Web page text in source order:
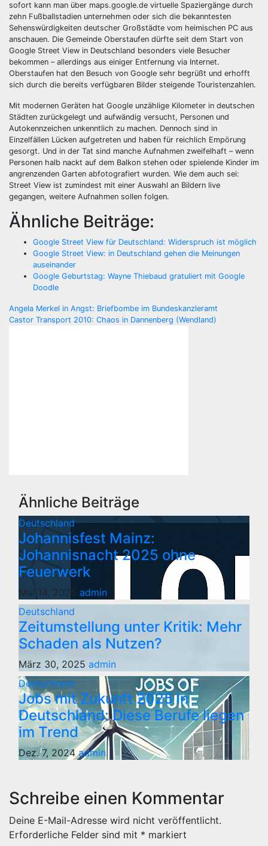
sofort kann man über maps.google.de virtuelle Spaziergänge durch
zehn Fußballstadien unternehmen oder sich die bekanntesten
Sehenswürdigkeiten deutscher Großstädte vom heimischen PC aus
anschauen. Die Gemeinde Oberstaufen dürfte seit dem Start von
Google Street View in Deutschland besonders viele Besucher
bekommen – allerdings aus einiger Entfernung via Internet.
Oberstaufen hat den Besuch von Google sehr begrüßt und erhofft
sich durch die bereits verfügbaren Bilder steigende Touristenzahlen.
Mit modernen Geräten hat Google unzählige Kilometer in deutschen
Städten zurückgelegt und aufwändig versucht, Personen und
Autokennzeichen unkenntlich zu machen. Dennoch sind in
Einzelfällen Lücken aufgetreten und haben für reichlich Empörung
gesorgt. Und in der Tat sind manche Aufnahmen zweifelhaft – wenn
Personen halb nackt auf dem Balkon stehen oder spielende Kinder im
angrenzenden Garten abfotografiert wurden. Wie dem auch sei:
Street View ist zumindest mit einer Auswahl an Bildern live
gegangen, weitere Aufnahmen sollen folgen.
Ähnliche Beiträge:
Google Street View für Deutschland: Widerspruch ist möglich
Google Street View: in Deutschland gehen die Meinungen
auseinander
Google Geburtstag: Wayne Thiebaud gratuliert mit Google
Doodle
Beitragsnavigation
Angela Merkel in Angst: Briefbombe im Bundeskanzleramt
Castor Transport 2010: Chaos in Dannenberg (Wendland)
Ähnliche Beiträge
Deutschland
Johannisfest Mainz:
Johannisnacht 2025 ohne
Feuerwerk
Mai 14, 2025 admin
Deutschland
Zeitumstellung unter Kritik: Mehr
Schaden als Nutzen?
März 30, 2025 admin
Deutschland
Jobs mit Zukunft 2025 in
Deutschland: Diese Berufe liegen
im Trend
Dez. 7, 2024admin
Schreibe einen Kommentar
Deine E-Mail-Adresse wird nicht veröffentlicht.
Erforderliche Felder sind mit * markiert